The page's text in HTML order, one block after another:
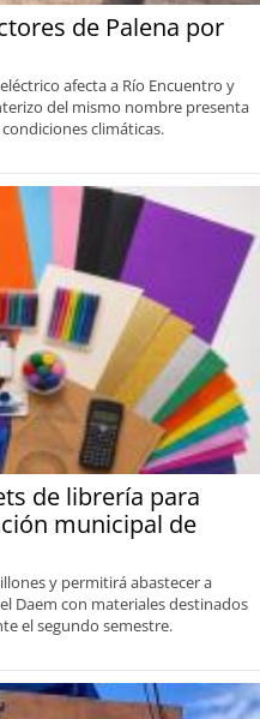
de Palena por
afecta a Río Encuentro y
del mismo nombre presenta
climáticas.
de librería para
municipal de
y permitirá abastecer a
Daem con materiales destinados
el segundo semestre.